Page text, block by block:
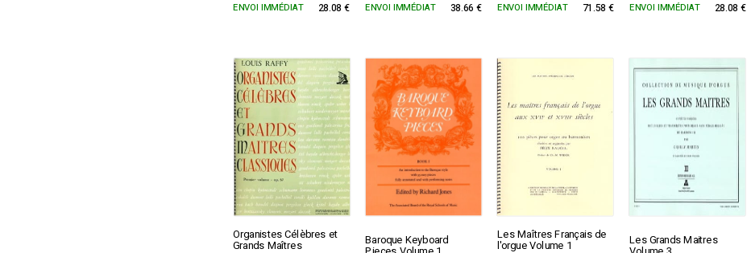
ENVOI IMMÉDIAT 28.08 € ENVOI IMMÉDIAT 38.66 € ENVOI IMMÉDIAT 71.58 € ENVOI IMMÉDIAT 28.08 €
Organistes Célèbres et
Grands Maîtres Baroque Keyboard Les Maîtres Français de
l'orgue Volume 1 Les Grands Maitres